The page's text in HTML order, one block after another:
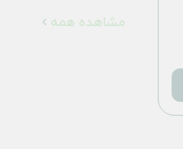
مشاهده همه